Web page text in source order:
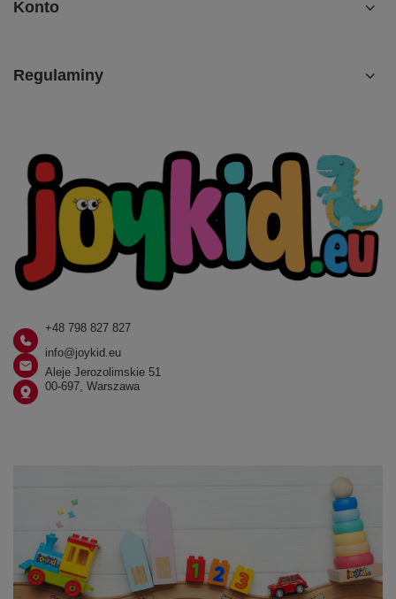
Konto
Regulaminy
+48 798 827 827
info@joykid.eu
Aleje Jerozolimskie 51
00-697, Warszawa